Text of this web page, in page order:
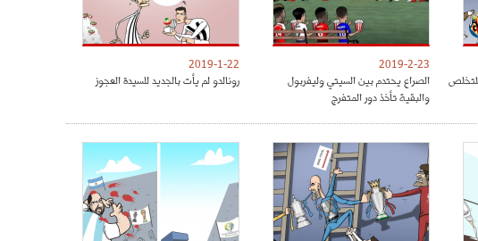
2019-2-23
الصراع يحتدم بين السيتي وليفربول
والبقية تأخذ دور المتفرج
2019-1-22
رونالدو لم يأت بالجديد للسيدة العجوز